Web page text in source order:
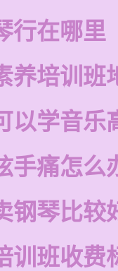
行在哪里
养培训班
以学音乐
手痛怎么
钢琴比较
训班收费